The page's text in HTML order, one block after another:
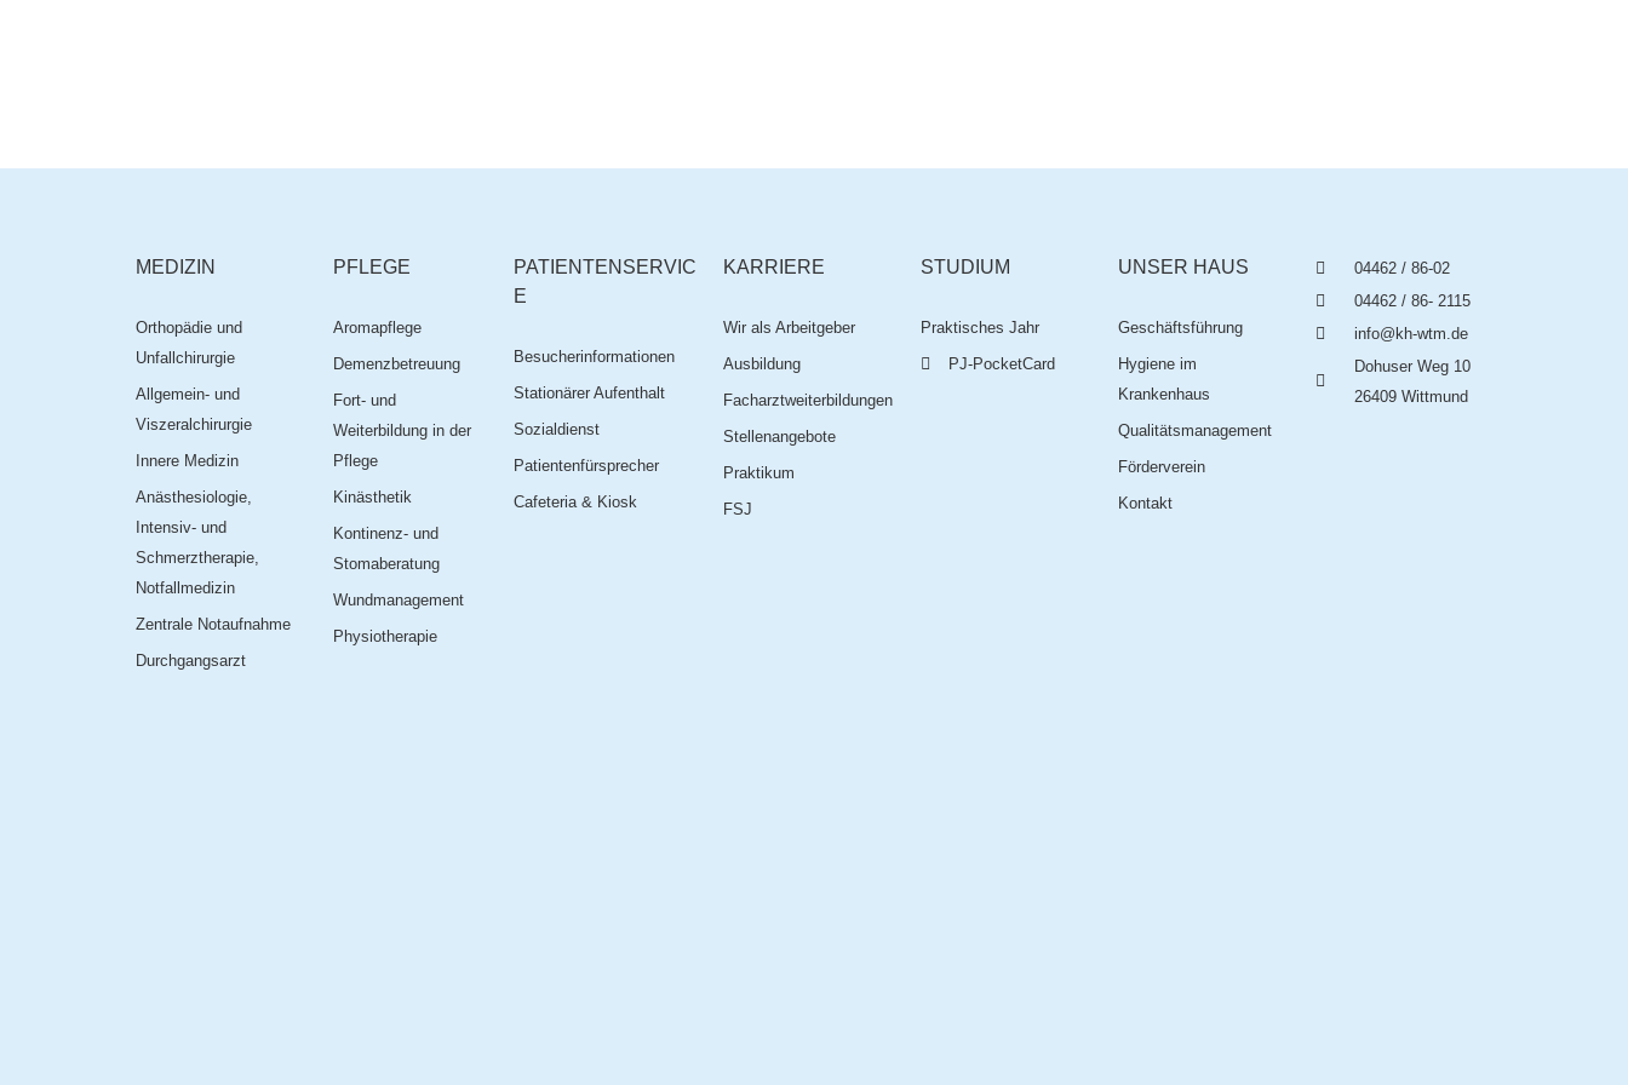
MEDIZIN
Orthopädie und
Unfallchirurgie
Allgemein- und
Viszeralchirurgie
Innere Medizin
Anästhesiologie,
Intensiv- und
Schmerztherapie,
Notfallmedizin
Zentrale Notaufnahme
Durchgangsarzt
PFLEGE
Aromapflege
Demenzbetreuung
Fort- und
Weiterbildung in der
Pflege
Kinästhetik
Kontinenz- und
Stomaberatung
Wundmanagement
Physiotherapie
PATIENTENSERVIC
E
Besucherinformationen
Stationärer Aufenthalt
Sozialdienst
Patientenfürsprecher
Cafeteria & Kiosk
KARRIERE
Wir als Arbeitgeber
Ausbildung
Facharztweiterbildungen
Stellenangebote
Praktikum
FSJ
STUDIUM
Praktisches Jahr
PJ-PocketCard
UNSER HAUS
Geschäftsführung
Hygiene im
Krankenhaus
Qualitätsmanagement
Förderverein
Kontakt
04462 / 86-02
04462 / 86- 2115
info@kh-wtm.de
Dohuser Weg 10
26409 Wittmund